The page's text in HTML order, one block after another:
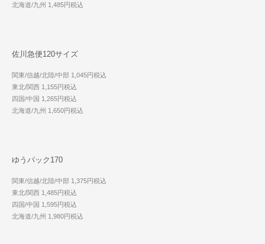
北海道/九州 1,485円税込
佐川急便120サイズ
関東/信越/北陸/中部 1,045円税込
東北/関西 1,155円税込
四国/中国 1,265円税込
北海道/九州 1,650円税込
ゆうパック170
関東/信越/北陸/中部 1,375円税込
東北/関西 1,485円税込
四国/中国 1,595円税込
北海道/九州 1,980円税込